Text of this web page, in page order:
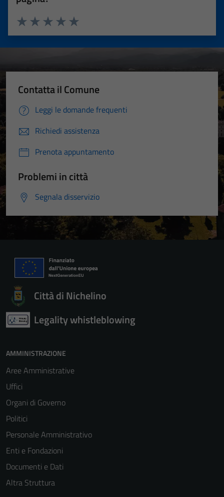
Valuta 5 stelle su 5
Valuta 4 stelle su 5
Valuta 3 stelle su 5
Valuta 2 stelle su 5
Valuta 1 stelle su 5
Contatta il Comune
Leggi le domande frequenti
Richiedi assistenza
Prenota appuntamento
Problemi in città
Segnala disservizio
Città di Nichelino
Legality whistleblowing
AMMINISTRAZIONE
Aree Amministrative
Uffici
Organi di Governo
Politici
Personale Amministrativo
Enti e Fondazioni
Documenti e Dati
Altra Struttura